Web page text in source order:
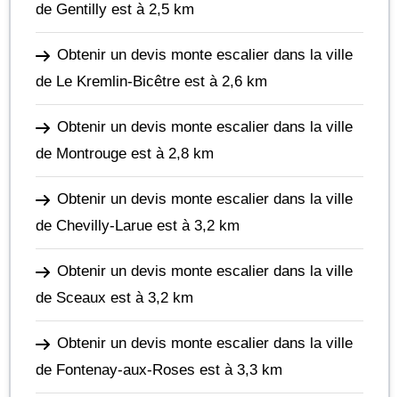
de Gentilly est à 2,5 km
Obtenir un devis monte escalier dans la ville
de Le Kremlin-Bicêtre est à 2,6 km
Obtenir un devis monte escalier dans la ville
de Montrouge est à 2,8 km
Obtenir un devis monte escalier dans la ville
de Chevilly-Larue est à 3,2 km
Obtenir un devis monte escalier dans la ville
de Sceaux est à 3,2 km
Obtenir un devis monte escalier dans la ville
de Fontenay-aux-Roses est à 3,3 km